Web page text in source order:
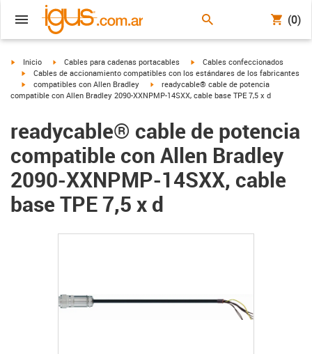
(0)
igus-icon-arrow-right
Inicio igus-icon-arrow-right
Cables para cadenas portacables igus-icon-arrow-right
Cables confeccionados
igus-icon-arrow-right
Cables de accionamiento compatibles con los estándares de los fabricantes
igus-icon-arrow-right
compatibles con Allen Bradley igus-icon-arrow-right
readycable® cable de potencia
compatible con Allen Bradley 2090-XXNPMP-14SXX, cable base TPE 7,5 x d
readycable® cable de potencia
compatible con Allen Bradley
2090-XXNPMP-14SXX, cable
base TPE 7,5 x d